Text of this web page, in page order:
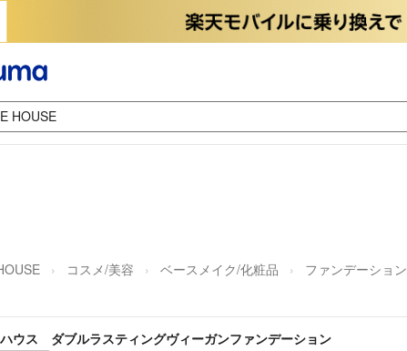
コスメ/美容 ベースメイク/化粧品 ファンデーション
ウス ダブルラスティングヴィーガンファンデーション